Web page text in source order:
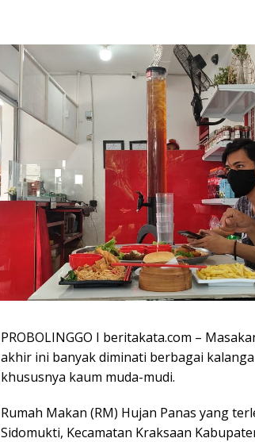
PROBOLINGGO I beritakata.com –
akhir ini banyak diminati berbagai
khususnya kaum muda-mudi.
Rumah Makan (RM) Hujan Panas yang
Sidomukti, Kecamatan Kraksaan